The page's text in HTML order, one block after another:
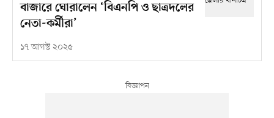
বাজারে ঘোরালেন ‘বিএনপি ও ছাত্রদলের
নেতা-কর্মীরা’
১৭ আগস্ট ২০২৫